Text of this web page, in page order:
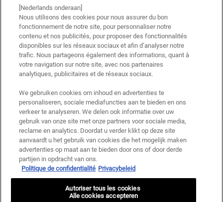
*Les données que vous nous fournissez seront utilisées par L'Oréal Benelux
pour gérer votre compte. Elles seront également utilisées, avec votre
consentement ci-dessus, pour enrichir votre profil et vous proposer des offres
personnalisées par communication directe de la part de Kiehl's, ainsi que par
le biais de publicités de ses différentes marques sur les sites web et les
réseaux sociaux partenaires, et pour mesurer la performance de nos activités
marketing. Vous pouvez rétracter votre consentement à tout moment via le
lien de désabonnement présent dans nos communications électroniques.
Pour en savoir plus sur le traitement de vos données et vos droits, consultez
* Offre de bienvenue valable pour une première commande. Non cumulable
avec d'autres offres ou promotions en cours, mais cumulable avec les offres
'Cadeau avec achat' . Utilisation limitée à une seule fois par client. Non
applicable sur les éditions limitées & ensembles.
Ce site est protégé par Cloudflare et la politique de confidentialité et les conditions
dutilisation sappliquent.
[Nederlands onderaan]
Nous utilisons des cookies pour nous assurer du bon
fonctionnement de notre site, pour personnaliser notre
contenu et nos publicités, pour proposer des fonctionnalités
disponibles sur les réseaux sociaux et afin d’analyser notre
trafic. Nous partageons également des informations, quant à
votre navigation sur notre site, avec nos partenaires
analytiques, publicitaires et de réseaux sociaux.
We gebruiken cookies om inhoud en advertenties te
personaliseren, sociale mediafuncties aan te bieden en ons
verkeer te analyseren. We delen ook informatie over uw
gebruik van onze site met onze partners voor sociale media,
reclame en analytics. Doordat u verder klikt op deze site
aanvaardt u het gebruik van cookies die het mogelijk maken
advertenties op maat aan te bieden door ons of door derde
partijen in opdracht van ons.
Politique de confidentialité Privacybeleid
Autoriser tous les cookies
Alle cookies accepteren